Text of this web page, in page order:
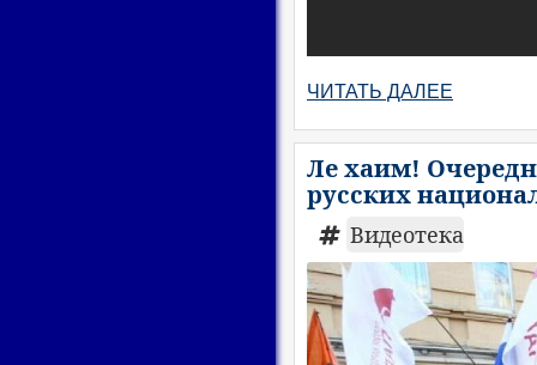
ЧИТАТЬ ДАЛЕЕ
Ле хаим!
русских
Видеотека